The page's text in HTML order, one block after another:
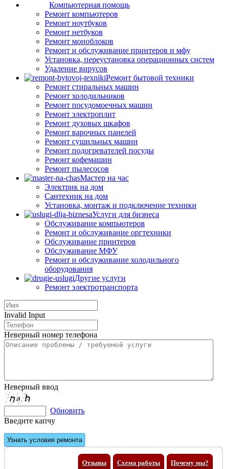
Компьютерная помощь
Ремонт компьютеров
Ремонт ноутбуков
Ремонт нетбуков
Ремонт моноблоков
Ремонт и обслуживание принтеров и мфу
Установка, переустановка операционных систем
Удаление вирусов
Ремонт бытовой техники
Ремонт стиральных машин
Ремонт холодильников
Ремонт посудомоечных машин
Ремонт электроплит
Ремонт духовых шкафов
Ремонт варочных панелей
Ремонт сушильных машин
Ремонт подогревателей посуды
Ремонт кофемашин
Ремонт пылесосов
Мастер на час
Электрик на дом
Сантехник на дом
Установка, монтаж и подключение техники
Услуги для бизнеса
Обслуживание компьютеров
Ремонт и обслуживание оргтехники
Обслуживание принтеров
Обслуживание МФУ
Ремонт и обслуживание холодильного
оборудования
Другие услуги
Ремонт электротранспорта
Invalid Input
Неверный номер телефона
Неверный ввод
Обновить
Введите капчу
Отзывы Почему мы?
Схема работы